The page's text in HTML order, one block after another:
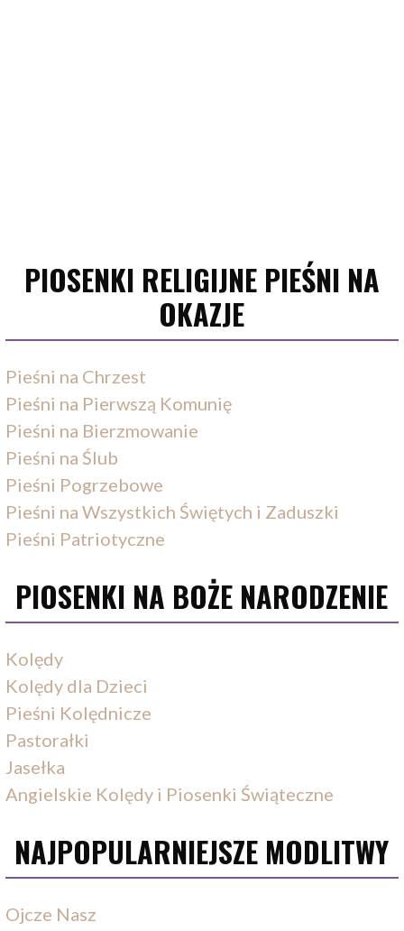
PIOSENKI RELIGIJNE PIEŚNI NA
OKAZJE
Pieśni na Chrzest
Pieśni na Pierwszą Komunię
Pieśni na Bierzmowanie
Pieśni na Ślub
Pieśni Pogrzebowe
Pieśni na Wszystkich Świętych i Zaduszki
Pieśni Patriotyczne
PIOSENKI NA BOŻE NARODZENIE
Kolędy
Kolędy dla Dzieci
Pieśni Kolędnicze
Pastorałki
Jasełka
Angielskie Kolędy i Piosenki Świąteczne
NAJPOPULARNIEJSZE MODLITWY
Ojcze Nasz